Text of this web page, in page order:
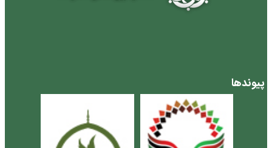
پیوندها